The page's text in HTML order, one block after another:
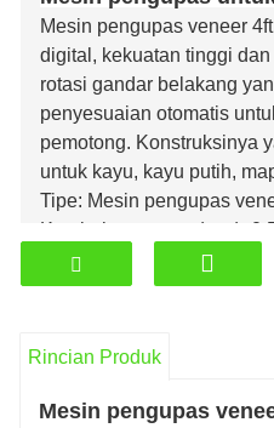
Mesin pengupas veneer
digital, kekuatan tinggi
rotasi gandar belakang
penyesuaian otomatis
pemotong. Konstruksinya
untuk kayu, kayu putih,
Tipe: Mesin pengupas
Ketebalan veneer (mm):
Kecepatan produksi
(kecepatan yang dapat
Diameter log maksimum
Rincian Produk
Mesin pengupas